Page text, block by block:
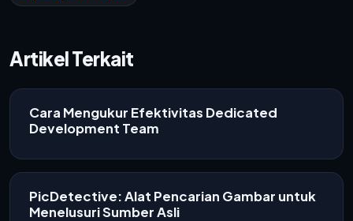
Artikel Terkait
Cara Mengukur Efektivitas Dedicated
Development Team
PicDetective: Alat Pencarian Gambar untuk
Menelusuri Sumber Asli